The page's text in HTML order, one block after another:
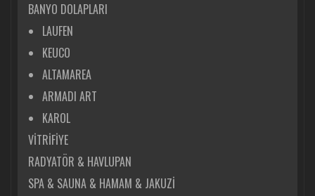
BANYO DOLAPLARI
LAUFEN
KEUCO
ALTAMAREA
ARMADI ART
KAROL
VİTRİFİYE
RADYATÖR & HAVLUPAN
SPA & SAUNA & HAMAM & JAKUZİ